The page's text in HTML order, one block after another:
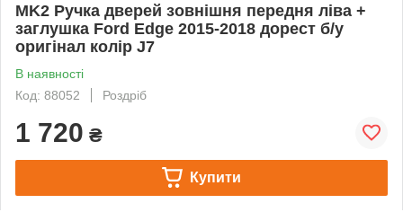
MK2 Ручка дверей зовнішня передня ліва +
заглушка Ford Edge 2015-2018 дорест б/у
оригінал колір J7
В наявності
Код: 88052
Роздріб
1 720 ₴
Купити